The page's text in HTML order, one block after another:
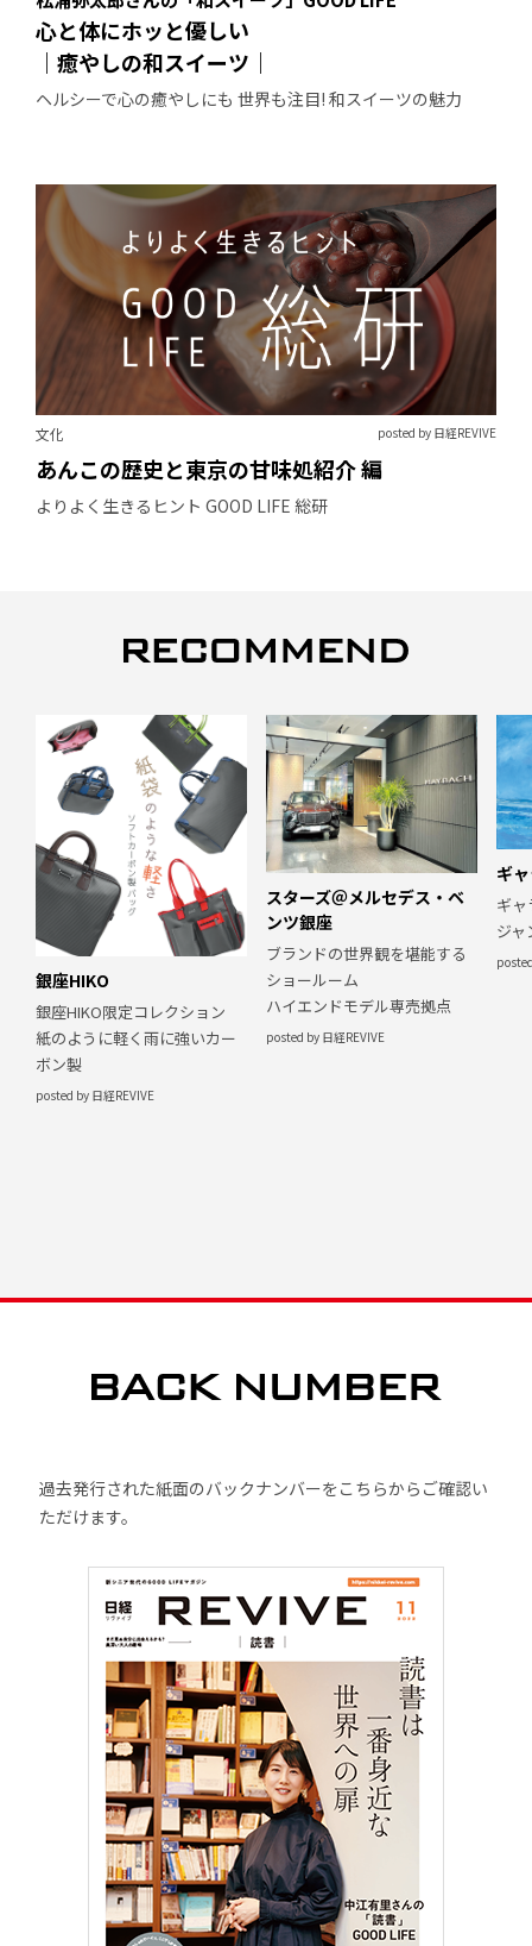
心と体にホッと優しい
｜癒やしの和スイーツ｜
ヘルシーで心の癒やしにも 世界も注目! 和スイーツの魅力
文化 posted by 日経REVIVE
あんこの歴史と東京の甘味処紹介 編
よりよく生きるヒント GOOD LIFE 総研
銀座HIKO
銀座HIKO限定コレクション
紙のように軽く雨に強いカー
ボン製
posted by 日経REVIVE
スターズ＠メルセデス・ベ
ンツ銀座
ブランドの世界観を堪能する
ショールーム
ハイエンドモデル専売拠点
posted by 日経REVIVE
ギ
ギ
ジ
過去発行された紙面のバックナンバーをこちらからご確認い
ただけます。